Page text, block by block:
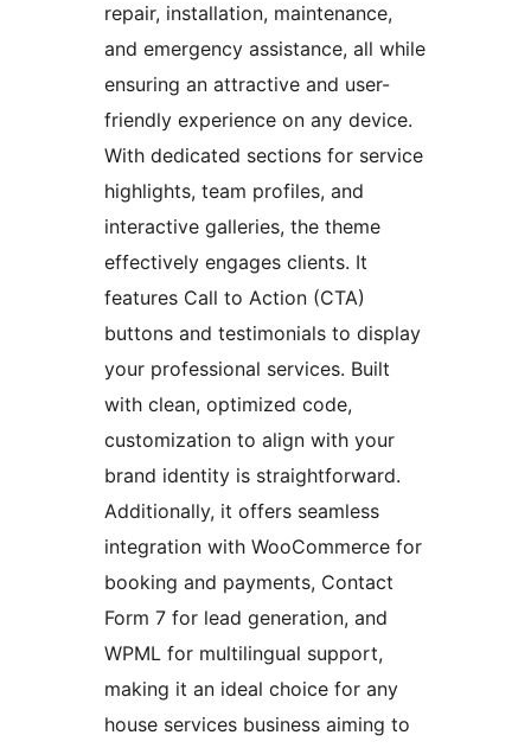
repair, installation, maintenance,
and emergency assistance, all while
ensuring an attractive and user-
friendly experience on any device.
With dedicated sections for service
highlights, team profiles, and
interactive galleries, the theme
effectively engages clients. It
features Call to Action (CTA)
buttons and testimonials to display
your professional services. Built
with clean, optimized code,
customization to align with your
brand identity is straightforward.
Additionally, it offers seamless
integration with WooCommerce for
booking and payments, Contact
Form 7 for lead generation, and
WPML for multilingual support,
making it an ideal choice for any
house services business aiming to